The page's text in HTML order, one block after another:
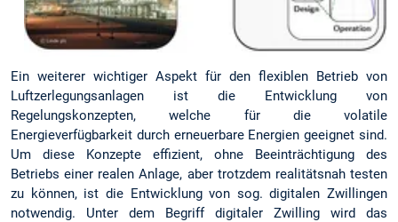
Ein weiterer wichtiger Aspekt für den flexiblen Betrieb von
Luftzerlegungsanlagen ist die Entwicklung von
Regelungskonzepten, welche für die volatile
Energieverfügbarkeit durch erneuerbare Energien geeignet sind.
Um diese Konzepte effizient, ohne Beeinträchtigung des
Betriebs einer realen Anlage, aber trotzdem realitätsnah testen
zu können, ist die Entwicklung von sog. digitalen Zwillingen
notwendig. Unter dem Begriff digitaler Zwilling wird das